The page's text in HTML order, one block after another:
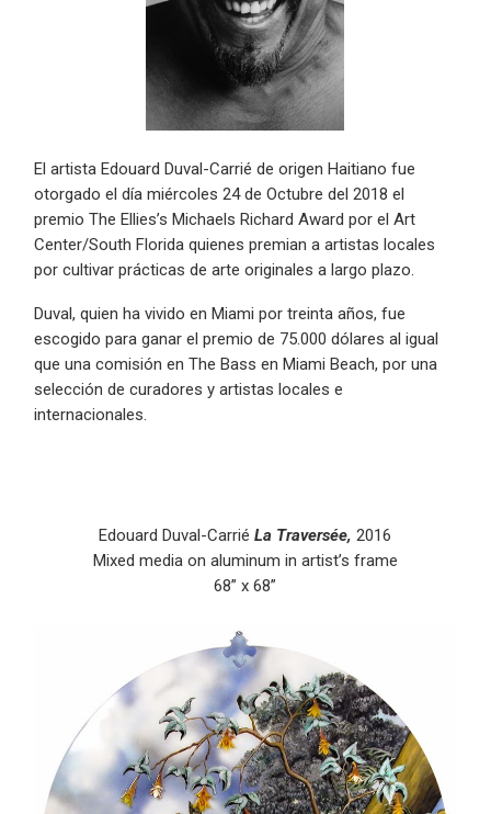
El artista Edouard Duval-Carrié de origen Haitiano fue
otorgado el día miércoles 24 de Octubre del 2018 el
premio The Ellies’s Michaels Richard Award por el Art
Center/South Florida quienes premian a artistas locales
por cultivar prácticas de arte originales a largo plazo.
Duval, quien ha vivido en Miami por treinta años, fue
escogido para ganar el premio de 75.000 dólares al igual
que una comisión en The Bass en Miami Beach, por una
selección de curadores y artistas locales e
internacionales.
Edouard Duval-CarriéLa Traversée,2016
Mixed media on aluminum in artist’s frame
68” x 68”